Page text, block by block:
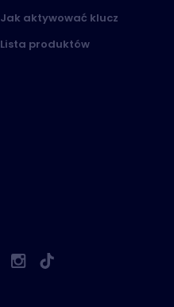
Jak aktywować klucz
Lista produktów